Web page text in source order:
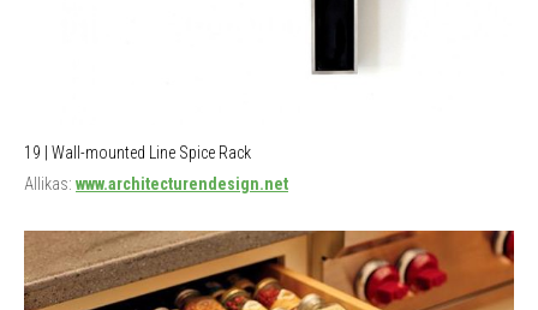
19 | Wall-mounted Line Spice Rack
Allikas: www.architecturendesign.net